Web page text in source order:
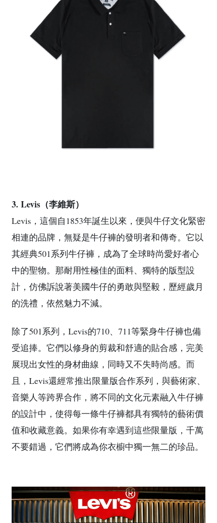
3. Levis（李維斯）
Levis，這個自1853年誕生以來，便與牛仔文化緊密
相連的品牌，無疑是牛仔褲的發明者和傳奇。它以
其經典501系列牛仔褲，成為了全球時尚愛好者心
中的聖物。那耐用性極佳的面料、獨特的版型設
計，仿佛訴說著美國牛仔的勇敢與堅毅，歷經歲月
的洗禮，依然魅力不減。
除了501系列，Levis的710、711等緊身牛仔褲也備
受追捧。它們以修身的剪裁和舒適的貼合感，完美
展現出女性的身材曲線，同時又不失時尚感。而
且，Levis還經常推出限量版合作系列，與藝術家、
音樂人等跨界合作，將不同的文化元素融入牛仔褲
的設計中，使得每一條牛仔褲都具有獨特的藝術價
值和收藏意義。如果你有幸遇到這些限量版，千萬
不要錯過，它們將成為你衣櫥中獨一無二的珍品。